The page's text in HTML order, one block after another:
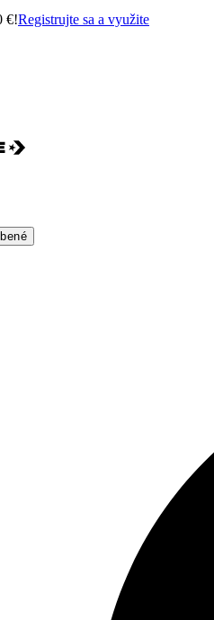
€!Registrujte sa a využite